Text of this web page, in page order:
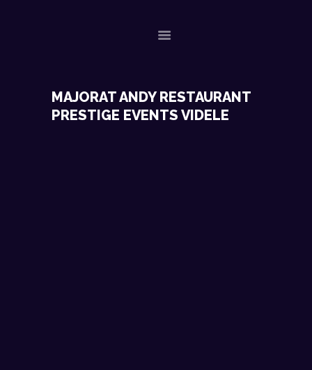
ACASA
EVENIMENTE RECENTE
MAJORAT ANDY RESTAURANT
PRESTIGE EVENTS VIDELE